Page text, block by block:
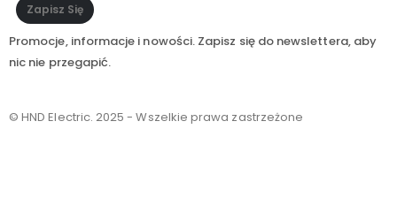
Zapisz Się
Promocje, informacje i nowości. Zapisz się do newslettera, aby
nic nie przegapić.
© HND Electric. 2025 - Wszelkie prawa zastrzeżone